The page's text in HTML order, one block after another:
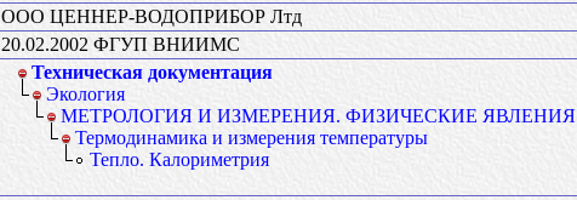
ООО ЦЕННЕР-ВОДОПРИБОР Лтд
20.02.2002 ФГУП ВНИИМС
Техническая документация
Экология
МЕТРОЛОГИЯ И ИЗМЕРЕНИЯ. ФИЗИЧЕСКИЕ ЯВЛЕНИЯ
Термодинамика и измерения температуры
Тепло. Калориметрия